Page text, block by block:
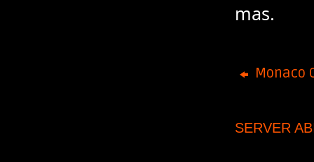
mas.
Monaco
SERVER